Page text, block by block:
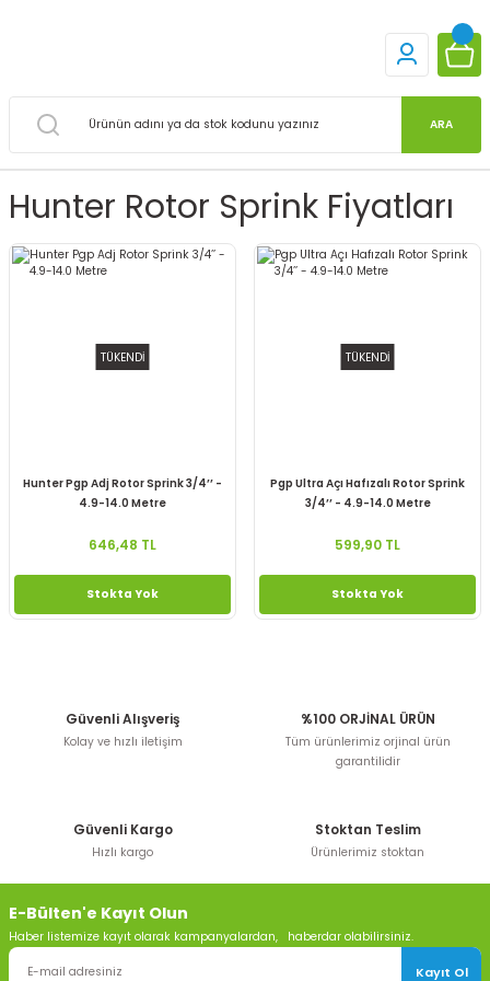
ARA
Hunter Rotor Sprink Fiyatları
TÜKENDİ
Hunter Pgp Adj Rotor Sprink 3/4’’ -
4.9-14.0 Metre
646,48 TL
Stokta Yok
TÜKENDİ
Pgp Ultra Açı Hafızalı Rotor Sprink
3/4’’ - 4.9-14.0 Metre
599,90 TL
Stokta Yok
Güvenli Alışveriş
Kolay ve hızlı iletişim
%100 ORJİNAL ÜRÜN
Tüm ürünlerimiz orjinal ürün
garantilidir
Güvenli Kargo
Hızlı kargo
Stoktan Teslim
Ürünlerimiz stoktan
E-Bülten'e Kayıt Olun
Haber listemize kayıt olarak kampanyalardan, haberdar olabilirsiniz.
Kayıt Ol